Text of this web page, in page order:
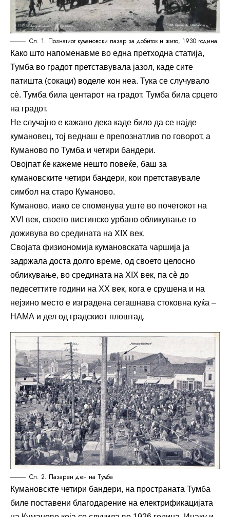
Сл. 1. Познатиот кумановски пазар за добиток и жито, 1930 година
Како што напоменавме во една претходна статија,
Тумба во градот претставувала јазол, каде сите
патишта (сокаци) воделе кон неа. Тука се случувало
сè. Тумба била центарот на градот. Тумба била срцето
на градот.
Не случајно е кажано дека каде било да се најде
кумановец, тој веднаш е препознатлив по говорот, а
Куманово по Тумба и четири бандери.
Овојпат ќе кажеме нешто повеќе, баш за
кумановските четири бандери, кои претставувале
симбол на старо Куманово.
Куманово, иако се споменува уште во почетокот на
XVI век, своето вистинско урбано обликување го
доживува во средината на XIX век.
Својата физиономија кумановската чаршија ја
задржала доста долго време, од своето целосно
обликување, во средината на XIX век, па сѐ до
педесеттите години на XX век, кога е срушена и на
нејзино место е изградена сегашнава стоковна куќа –
НАМА и дел од градскиот плоштад.
Сл. 2. Пазарен ден на Тумба
Кумановскте четири бандери, на пространата Тумба
биле поставени благодарение на електрификацијата